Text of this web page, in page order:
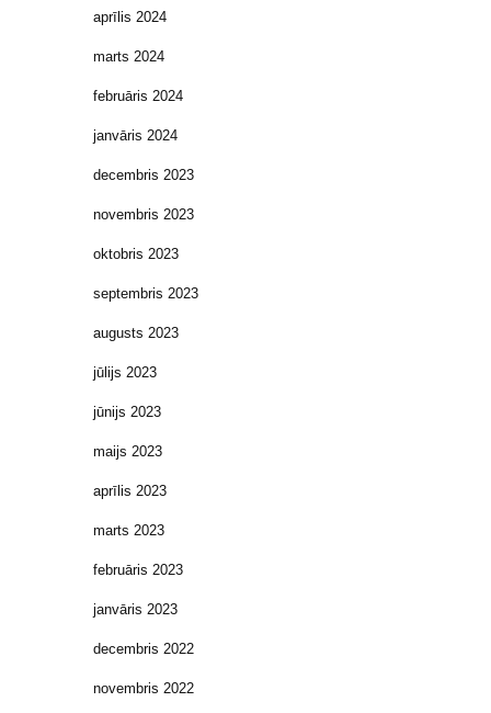
aprīlis 2024
marts 2024
februāris 2024
janvāris 2024
decembris 2023
novembris 2023
oktobris 2023
septembris 2023
augusts 2023
jūlijs 2023
jūnijs 2023
maijs 2023
aprīlis 2023
marts 2023
februāris 2023
janvāris 2023
decembris 2022
novembris 2022